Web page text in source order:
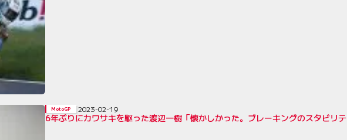
6年ぶりにカワサキを駆った渡辺一樹「懐かしかった。ブレーキングのスタビリ
MotoGP 2023-02-19